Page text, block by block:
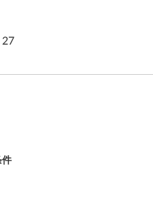
27
件